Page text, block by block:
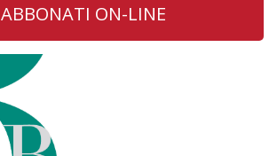
ABBONATI ON-LINE